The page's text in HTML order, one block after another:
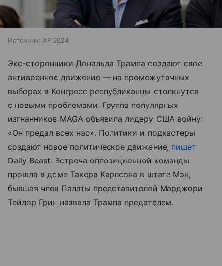
Источник: AP 2024
Экс-сторонники Дональда Трампа создают свое
антивоенное движение — на промежуточных
выборах в Конгресс республиканцы столкнутся
с новыми проблемами. Группа популярных
изгнанников MAGA объявила лидеру США войну:
«Он предал всех нас». Политики и подкастеры
создают новое политическое движение, пишет
Daily Beast. Встреча оппозиционной команды
прошла в доме Такера Карлсона в штате Мэн,
бывшая член Палаты представителей Марджори
Тейлор Грин назвала Трампа предателем.